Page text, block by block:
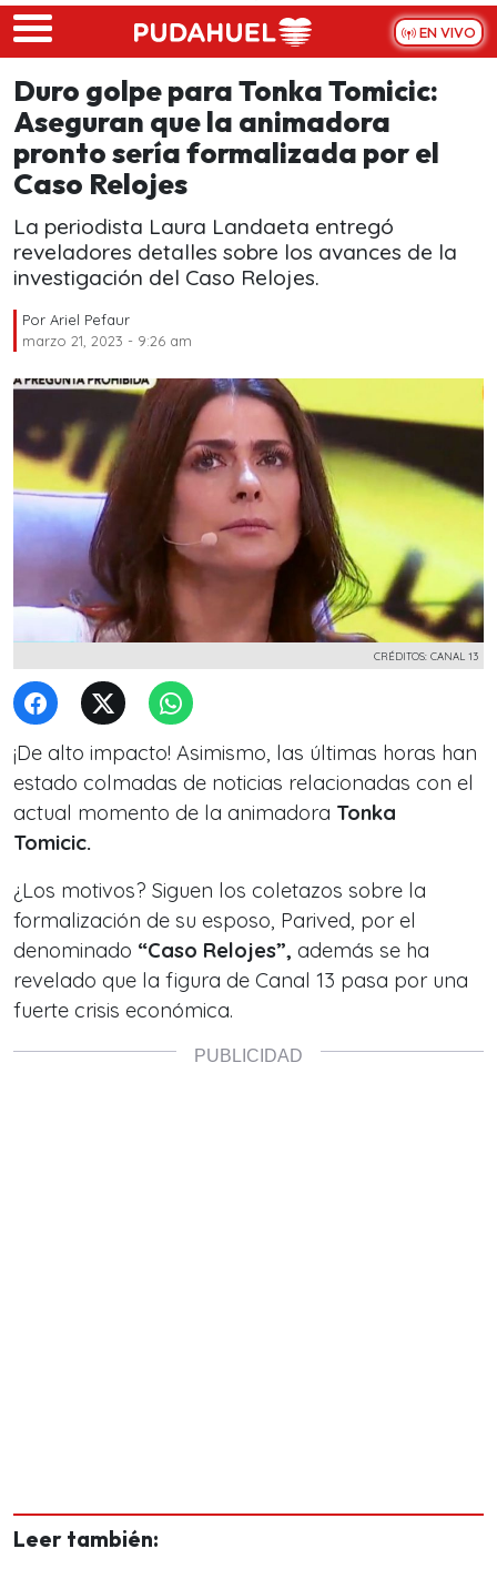
Skip to main content
EN VIVO
Duro golpe para Tonka Tomicic:
Aseguran que la animadora
pronto sería formalizada por el
Caso Relojes
La periodista Laura Landaeta entregó
reveladores detalles sobre los avances de la
investigación del Caso Relojes.
Por Ariel Pefaur
marzo 21, 2023 - 9:26 am
CRÉDITOS: CANAL 13
¡De alto impacto! Asimismo, las últimas horas han
estado colmadas de noticias relacionadas con el
actual momento de la animadora Tonka
Tomicic.
¿Los motivos? Siguen los coletazos sobre la
formalización de su esposo, Parived, por el
denominado “Caso Relojes”, además se ha
revelado que la figura de Canal 13 pasa por una
fuerte crisis económica.
Leer también: